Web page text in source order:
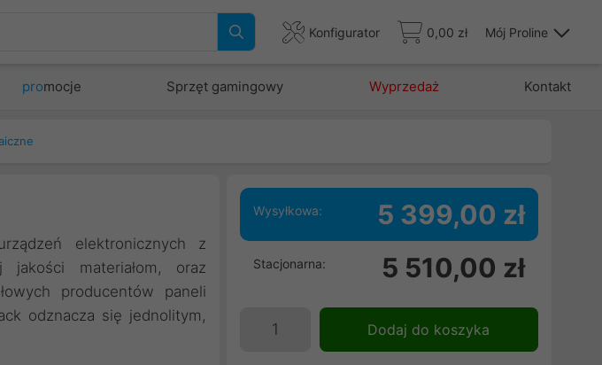
Konfigurator 0,00 zł Mój Proline
promocje Sprzęt gamingowy Wyprzedaż Kontakt
elektronicznych z
jakości materiałom, oraz
producentów paneli
odznacza się jednolitym,
Wysyłkowa: 5 399,00 zł
Stacjonarna: 5 510,00 zł
Dodaj do koszyka